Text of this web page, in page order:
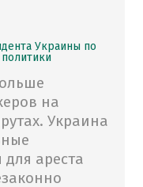
Украины по
на
Украина
ареста